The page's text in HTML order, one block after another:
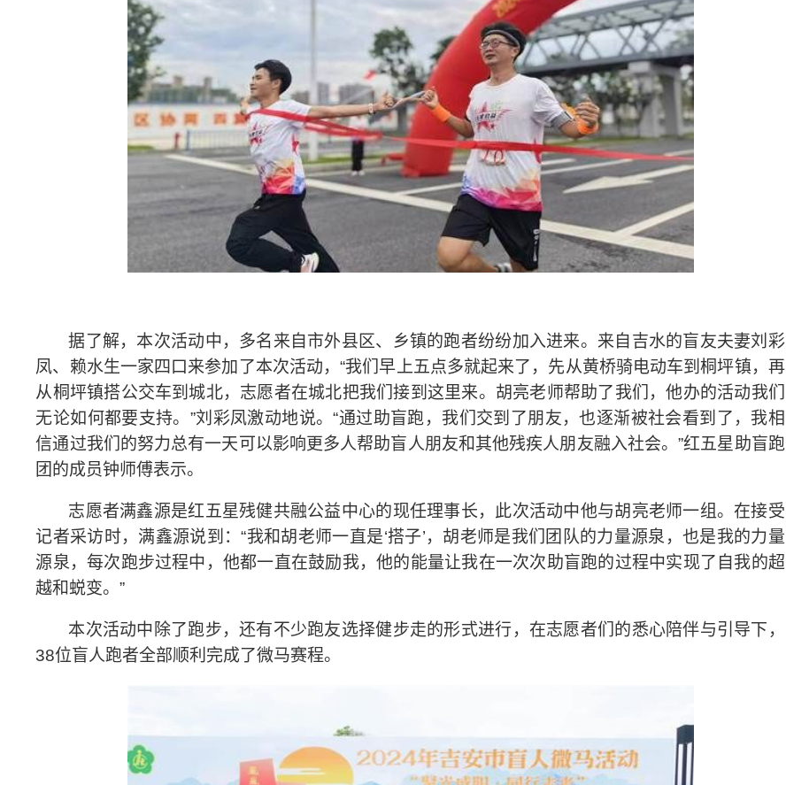
据了解，本次活动中，多名来自市外县区、乡镇的跑者纷纷加入进来。来自吉水的盲友夫妻刘彩
凤、赖水生一家四口来参加了本次活动，“我们早上五点多就起来了，先从黄桥骑电动车到桐坪镇，再
从桐坪镇搭公交车到城北，志愿者在城北把我们接到这里来。胡亮老师帮助了我们，他办的活动我们
无论如何都要支持。 ”刘彩凤激动地说。“通过助盲跑，我们交到了朋友，也逐渐被社会看到了，我相
信通过我们的努力总有一天可以影响更多人帮助盲人朋友和其他残疾人朋友融入社会。”红五星助盲跑
团的成员钟师傅表示。
志愿者满鑫源是红五星残健共融公益中心的现任理事长，此次活动中他与胡亮老师一组。在接受
记者采访时，满鑫源说到：“我和胡老师一直是‘搭子’，胡老师是我们团队的力量源泉，也是我的力量
源泉，每次跑步过程中，他都一直在鼓励我，他的能量让我在一次次助盲跑的过程中实现了自我的超
越和蜕变。”
本次活动中除了跑步，还有不少跑友选择健步走的形式进行，在志愿者们的悉心陪伴与引导下，
38位盲人跑者全部顺利完成了微马赛程。